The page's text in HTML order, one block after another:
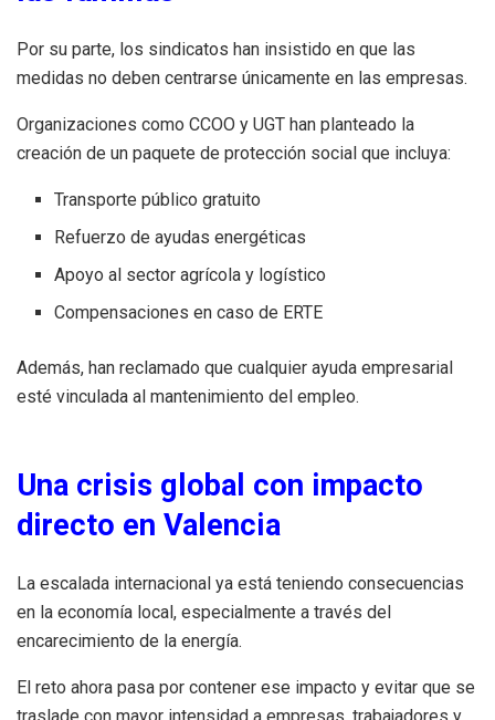
Por su parte, los sindicatos han insistido en que las
medidas no deben centrarse únicamente en las empresas.
Organizaciones como CCOO y UGT han planteado la
creación de un paquete de protección social que incluya:
Transporte público gratuito
Refuerzo de ayudas energéticas
Apoyo al sector agrícola y logístico
Compensaciones en caso de ERTE
Además, han reclamado que cualquier ayuda empresarial
esté vinculada al mantenimiento del empleo.
Una crisis global con impacto
directo en Valencia
La escalada internacional ya está teniendo consecuencias
en la economía local, especialmente a través del
encarecimiento de la energía.
El reto ahora pasa por contener ese impacto y evitar que se